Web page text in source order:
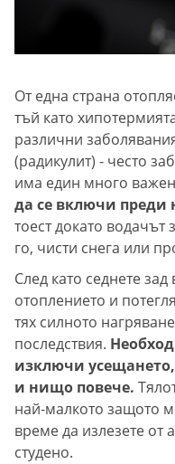
От една страна
тъй като
различни
(радикулит) - често
има един много
да се включи преди
тоест докато водачът
го, чисти снега или
След като седнете
отоплението и
тях силното
последствия.
изключи
и нищо повече.
най-малкото защото
време да излезете от
студено.